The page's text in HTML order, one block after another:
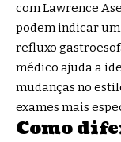
com Lawrence
podem indicar
refluxo
médico ajuda a
mudanças no
exames mais
Como